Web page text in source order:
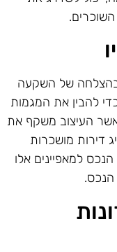
של השקעה
להבין את המגמות
העיצוב משקף את
דירות מושכרות
למאפיינים אלו